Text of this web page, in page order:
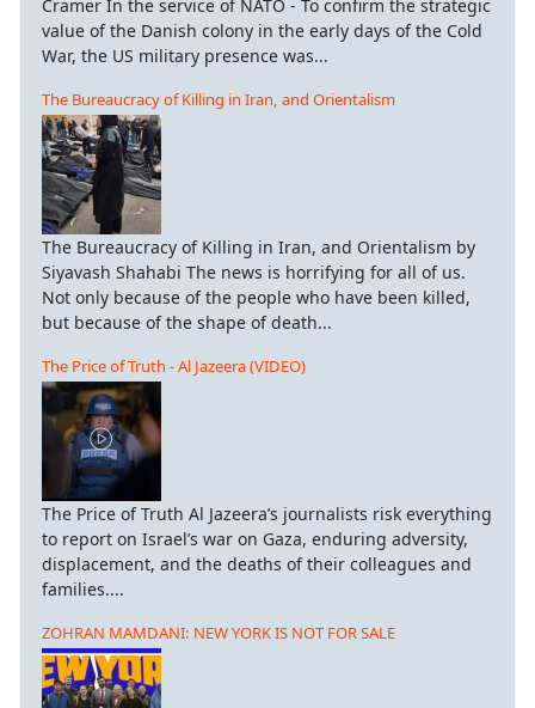
Cramer In the service of NATO - To confirm the strategic
value of the Danish colony in the early days of the Cold
War, the US military presence was...
The Bureaucracy of Killing in Iran, and Orientalism
The Bureaucracy of Killing in Iran, and Orientalism by
Siyavash Shahabi The news is horrifying for all of us.
Not only because of the people who have been killed,
but because of the shape of death...
The Price of Truth - Al Jazeera (VIDEO)
The Price of Truth Al Jazeera’s journalists risk everything
to report on Israel’s war on Gaza, enduring adversity,
displacement, and the deaths of their colleagues and
families....
ZOHRAN MAMDANI: NEW YORK IS NOT FOR SALE